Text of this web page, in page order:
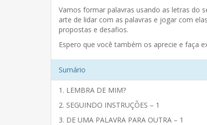
Vamos formar palavras usando as letras do
arte de lidar com as palavras e jogar com
propostas e desafios.
Espero que você também os aprecie e faça
Sumário
1. LEMBRA DE MIM?
2. SEGUINDO INSTRUÇÕES – 1
3. DE UMA PALAVRA PARA OUTRA – 1